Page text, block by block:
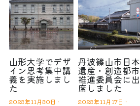
山形大学でデザ
イン思考集中講
義を実施しまし
た
2023年11月30日 ·
丹波篠山市日本
遺産・創造都市
推進委員会に出
席しました
2023年11月17日 ·